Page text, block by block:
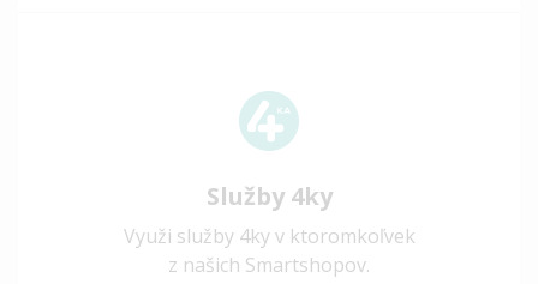
Služby 4ky
Využi služby 4ky v ktoromkoľvek
z našich Smartshopov.